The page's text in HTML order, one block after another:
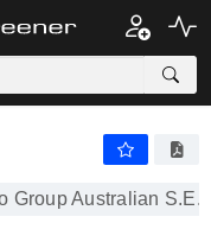
Group Australian S.E.